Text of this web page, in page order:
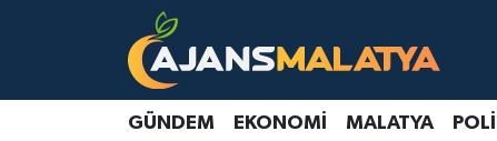
GÜNDEM EKONOMI MALATYA
Malatya Nöbetçi Eczaneler